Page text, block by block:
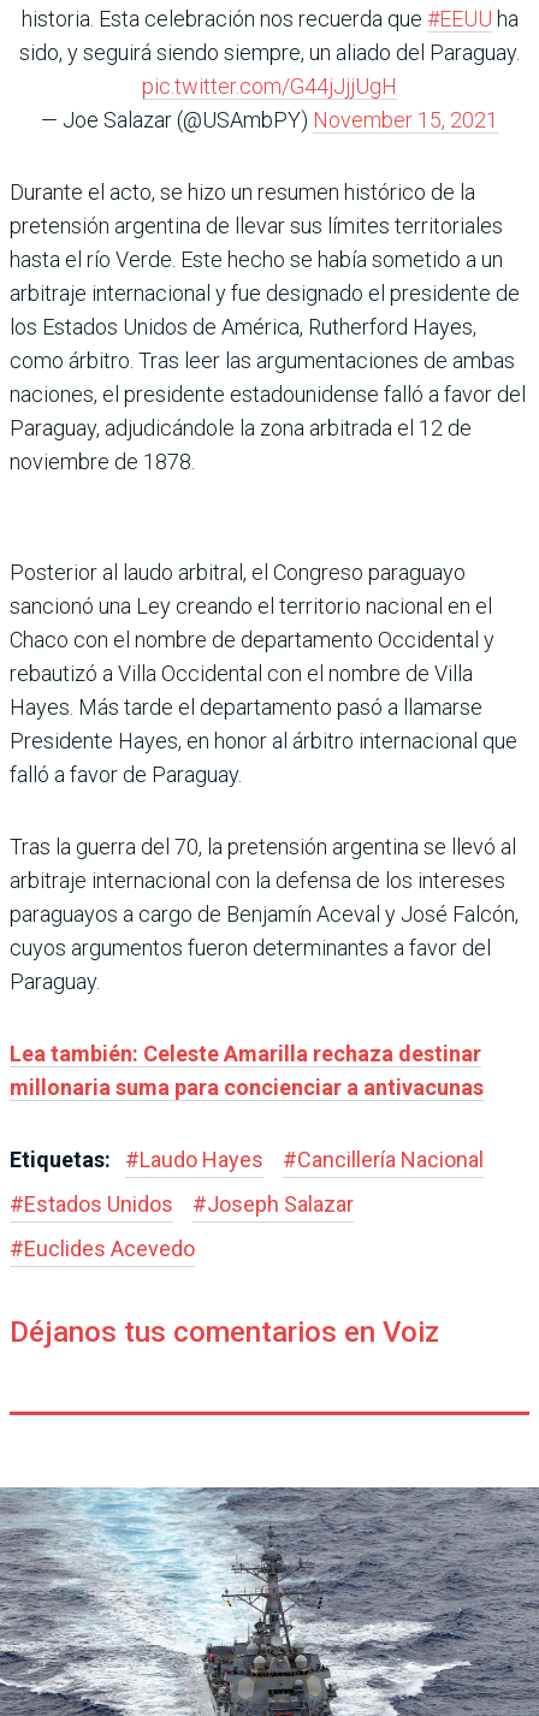
historia. Esta celebración nos recuerda que #EEUU ha
sido, y seguirá siendo siempre, un aliado del Paraguay.
pic.twitter.com/G44jJjjUgH
— Joe Salazar (@USAmbPY) November 15, 2021
Durante el acto, se hizo un resumen histórico de la
pretensión argentina de llevar sus límites territoriales
hasta el río Verde. Este hecho se había sometido a un
arbitraje internacional y fue designado el presidente de
los Estados Unidos de América, Rutherford Hayes,
como árbitro. Tras leer las argumentaciones de ambas
naciones, el presidente estadounidense falló a favor del
Paraguay, adjudicándole la zona arbitrada el 12 de
noviembre de 1878.
Posterior al laudo arbitral, el Congreso paraguayo
sancionó una Ley creando el territorio nacional en el
Chaco con el nombre de departamento Occidental y
rebautizó a Villa Occidental con el nombre de Villa
Hayes. Más tarde el departamento pasó a llamarse
Presidente Hayes, en honor al árbitro internacional que
falló a favor de Paraguay.
Tras la guerra del 70, la pretensión argentina se llevó al
arbitraje internacional con la defensa de los intereses
paraguayos a cargo de Benjamín Aceval y José Falcón,
cuyos argumentos fueron determinantes a favor del
Paraguay.
Lea también: Celeste Amarilla rechaza destinar
millonaria suma para concienciar a antivacunas
Etiquetas: #Laudo Hayes #Cancillería Nacional
#Estados Unidos #Joseph Salazar
#Euclides Acevedo
Déjanos tus comentarios en Voiz